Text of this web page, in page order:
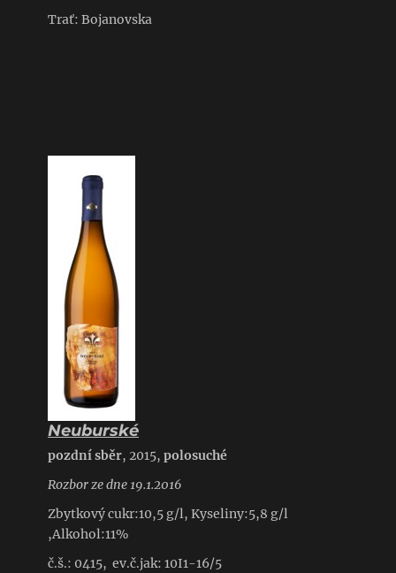
Trať: Bojanovska
Neuburské
pozdní sběr, 2015, polosuché
Rozbor ze dne 19.1.2016
Zbytkový cukr:10,5 g/l, Kyseliny:5,8 g/l
,Alkohol:11%
č.š.: 0415, ev.č.jak: 10I1-16/5